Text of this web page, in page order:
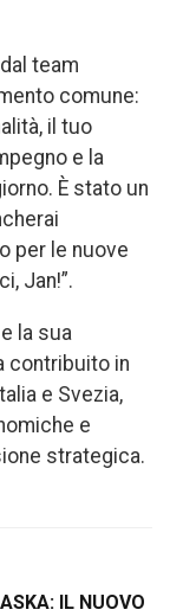
team
comune:
il tuo
e la
È stato un
per le nuove
Jan!”.
la sua
contribuito in
e Svezia,
e
strategica.
IL NUOVO